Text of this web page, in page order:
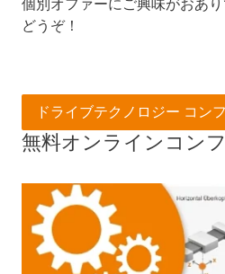
個別オファーにご興味がおあ
どうぞ！
無料オンラインコン
ドライブテクノロジー コン